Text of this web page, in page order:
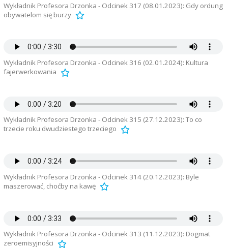
Wykładnik Profesora Drzonka - Odcinek 317 (08.01.2023): Gdy ordung
obywatelom się burzy
Wykładnik Profesora Drzonka - Odcinek 316 (02.01.2024): Kultura
fajerwerkowania
Wykładnik Profesora Drzonka - Odcinek 315 (27.12.2023): To co
trzecie roku dwudziestego trzeciego
Wykładnik Profesora Drzonka - Odcinek 314 (20.12.2023): Byle
maszerować, choćby na kawę
Wykładnik Profesora Drzonka - Odcinek 313 (11.12.2023): Dogmat
zeroemisyjności